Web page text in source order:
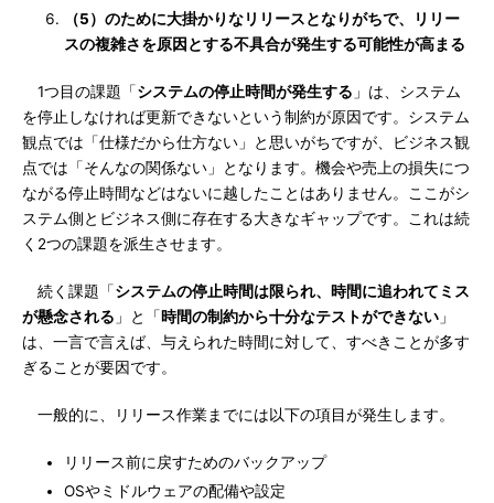
（5）のために大掛かりなリリースとなりがちで、リリー
スの複雑さを原因とする不具合が発生する可能性が高まる
1つ目の課題「システムの停止時間が発生する 」は、システム
を停止しなければ更新できないという制約が原因です。システム
観点では「仕様だから仕方ない」と思いがちですが、ビジネス観
点では「そんなの関係ない」となります。機会や売上の損失につ
ながる停止時間などはないに越したことはありません。ここがシ
ステム側とビジネス側に存在する大きなギャップです。これは続
く2つの課題を派生させます。
続く課題「システムの停止時間は限られ、時間に追われてミス
が懸念される 」と「時間の制約から十分なテストができない 」
は、一言で言えば、与えられた時間に対して、すべきことが多す
ぎることが要因です。
一般的に、リリース作業までには以下の項目が発生します。
リリース前に戻すためのバックアップ
OSやミドルウェアの配備や設定